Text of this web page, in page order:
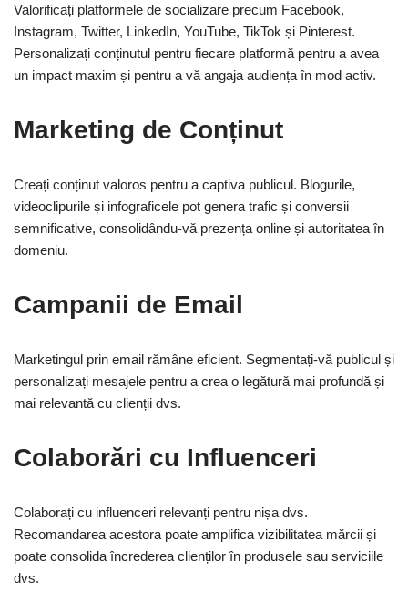
Valorificați platformele de socializare precum Facebook,
Instagram, Twitter, LinkedIn, YouTube, TikTok și Pinterest.
Personalizați conținutul pentru fiecare platformă pentru a avea
un impact maxim și pentru a vă angaja audiența în mod activ.
Marketing de Conținut
Creați conținut valoros pentru a captiva publicul. Blogurile,
videoclipurile și infograficele pot genera trafic și conversii
semnificative, consolidându-vă prezența online și autoritatea în
domeniu.
Campanii de Email
Marketingul prin email rămâne eficient. Segmentați-vă publicul și
personalizați mesajele pentru a crea o legătură mai profundă și
mai relevantă cu clienții dvs.
Colaborări cu Influenceri
Colaborați cu influenceri relevanți pentru nișa dvs.
Recomandarea acestora poate amplifica vizibilitatea mărcii și
poate consolida încrederea clienților în produsele sau serviciile
dvs.